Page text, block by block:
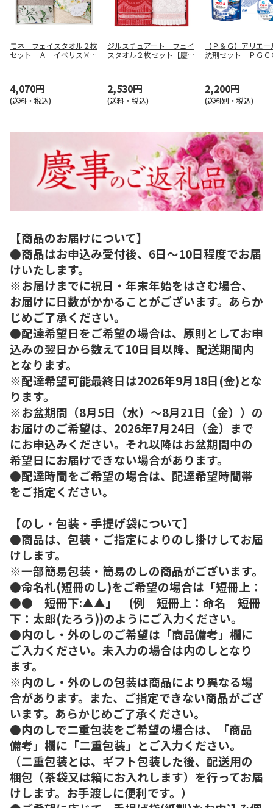
モネ フェイスタオル２枚
セット Ａ イベリス×レ
4,070円
(送料・税込)
ジルスチュアート フェイ
スタオル２枚セット【慶事
2,530円
(送料・税込)
【Ｐ＆Ｇ】アリエ
洗剤セット ＰＧＣ
2,200円
(送料別・税込)
【商品のお届けについて】
●商品はお申込み受付後、6日～10日程度でお届
けいたします。
※お届けまでに祝日・年末年始をはさむ場合、
お届けに日数がかかることがございます。あらか
じめご了承ください。
●配達希望日をご希望の場合は、原則としてお申
込みの翌日から数えて10日目以降、配送期間内
となります。
※配達希望可能最終日は2026年9月18日(金)とな
ります。
※お盆期間（8月5日（水）～8月21日（金））の
お届けのご希望は、2026年7月24日（金）まで
にお申込みください。それ以降はお盆期間中の
希望日にお届けできない場合があります。
●配達時間をご希望の場合は、配達希望時間帯
をご指定ください。
【のし・包装・手提げ袋について】
●商品は、包装・ご指定によりのし掛けしてお届
けします。
※一部簡易包装・簡易のしの商品がございます。
●命名札(短冊のし)をご希望の場合は「短冊上：
●● 短冊下:▲▲」 (例 短冊上：命名 短冊
下：太郎(たろう))のようにご入力ください。
●内のし・外のしのご希望は「商品備考」欄に
ご入力ください。未入力の場合は内のしとなり
ます。
※内のし・外のしの包装は商品により異なる場
合があります。また、ご指定できない商品がござ
います。あらかじめご了承ください。
●内のしで二重包装をご希望の場合は、「商品
備考」欄に「二重包装」とご入力ください。
（二重包装とは、ギフト包装した後、配送用の
梱包（茶袋又は箱にお入れします）を行ってお届
けします。お手渡しに便利です。）